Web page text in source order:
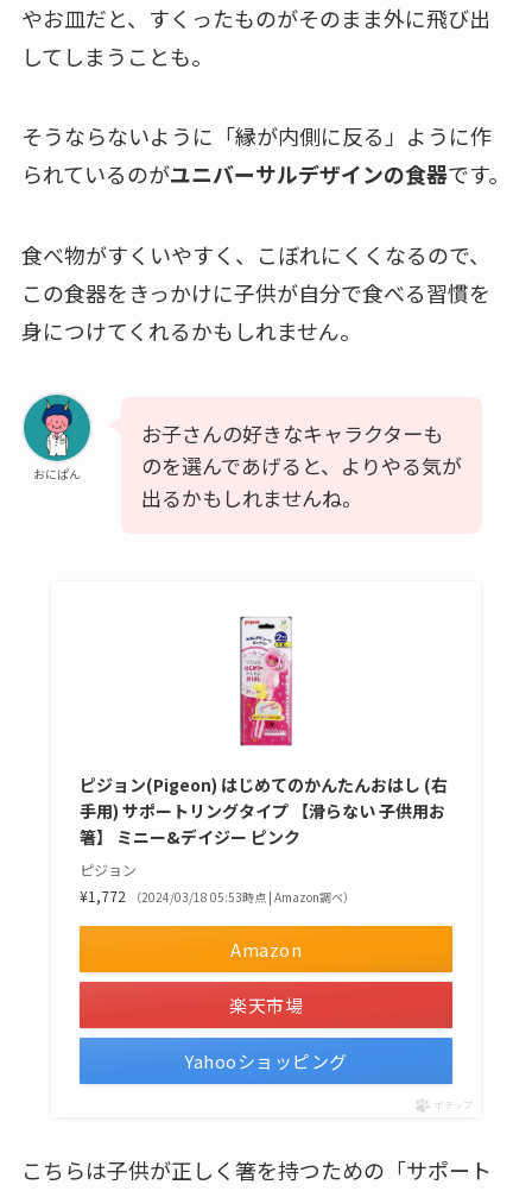
やお皿だと、すくったものがそのまま外に飛び出
してしまうことも。
そうならないように「縁が内側に反る」ように作
られているのがユニバーサルデザインの食器です。
食べ物がすくいやすく、こぼれにくくなるので、
この食器をきっかけに子供が自分で食べる習慣を
身につけてくれるかもしれません。
おにぱん
お子さんの好きなキャラクターも
のを選んであげると、よりやる気が
出るかもしれませんね。
ピジョン(Pigeon) はじめてのかんたんおはし (右
手用) サポートリングタイプ 【滑らない 子供用お
箸】 ミニー&デイジー ピンク
ピジョン
¥1,772
（2024/03/18 05:53時点 | Amazon調べ）
Amazon
楽天市場
Yahooショッピング
ポチップ
こちらは子供が正しく箸を持つための「サポート